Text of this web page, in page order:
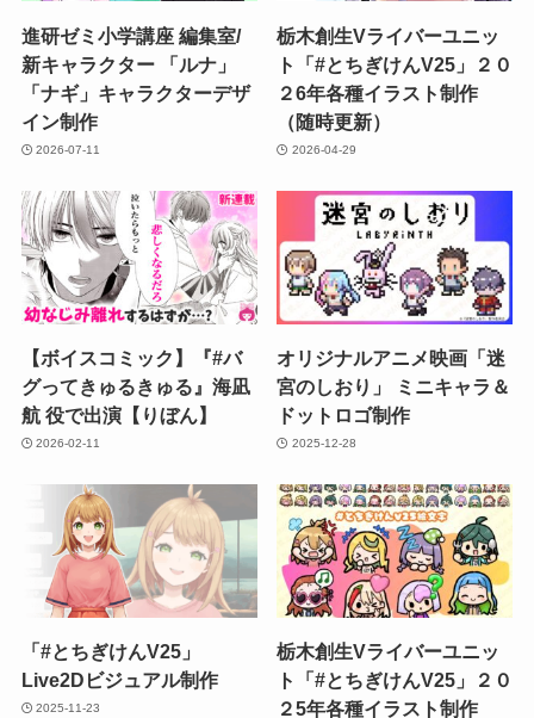
進研ゼミ小学講座 編集室/
新キャラクター 「ルナ」
「ナギ」キャラクターデザ
イン制作
2026-07-11
栃木創生Vライバーユニッ
ト「#とちぎけんV25」２０
２6年各種イラスト制作
（随時更新）
2026-04-29
【ボイスコミック】『#バ
グってきゅるきゅる』海凪
航 役で出演【りぼん】
2026-02-11
オリジナルアニメ映画「迷
宮のしおり」 ミニキャラ＆
ドットロゴ制作
2025-12-28
「#とちぎけんV25」
Live2Dビジュアル制作
2025-11-23
栃木創生Vライバーユニッ
ト「#とちぎけんV25」２０
２5年各種イラスト制作